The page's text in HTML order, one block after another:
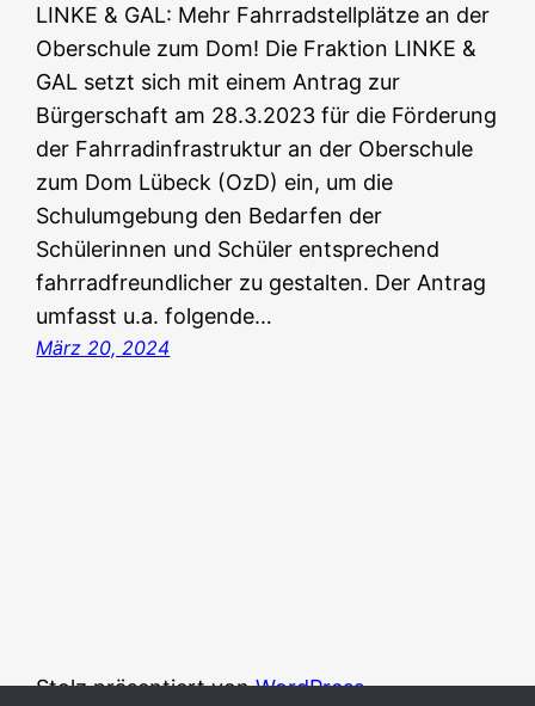
LINKE & GAL: Mehr Fahrradstellplätze an der
Oberschule zum Dom! Die Fraktion LINKE &
GAL setzt sich mit einem Antrag zur
Bürgerschaft am 28.3.2023 für die Förderung
der Fahrradinfrastruktur an der Oberschule
zum Dom Lübeck (OzD) ein, um die
Schulumgebung den Bedarfen der
Schülerinnen und Schüler entsprechend
fahrradfreundlicher zu gestalten. Der Antrag
umfasst u.a. folgende…
März 20, 2024
Stolz präsentiert vonWordPress